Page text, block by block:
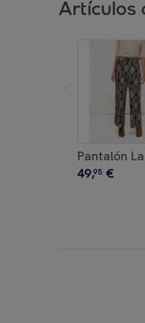
Artículos
Pantalón
49,95 €